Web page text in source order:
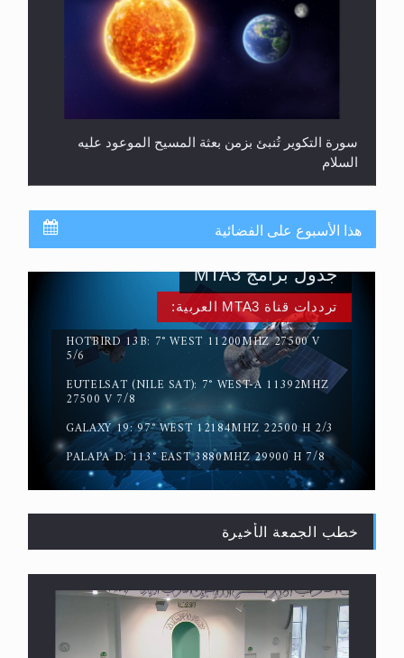
سورة التكوير تُنبئ بزمن بعثة المسيح الموعود عليه
السلام
حقيقة المسيح الدجال
القرآن قاضٍ وحكمٌ على السنة ومهيمنٌ عليها.. ليس
العكس
هذا الأسبوع على الفضائية
ترددات قناة MTA3 العربية:
HOTBIRD 13B: 7° WEST 11200MHZ 27500 V
5/6
EUTELSAT (NILE SAT): 7° WEST-A 11392MHZ
27500 V 7/8
GALAXY 19: 97° WEST 12184MHZ 22500 H 2/3
PALAPA D: 113° EAST 3880MHZ 29900 H 7/8
جدول برامج MTA3
خطب الجمعة الأخيرة